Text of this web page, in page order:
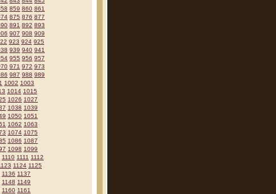
859 860 861
875 876 877
891 892 893
907 908 909
923 924 925
939 940 941
955 956 957
971 972 973
987 988 989
1002 1003
1014 1015
1026 1027
1038 1039
1050 1051
1062 1063
1074 1075
1086 1087
1098 1099
1110 1111 1112
1124 1125
1136 1137
1148 1149
1160 1161